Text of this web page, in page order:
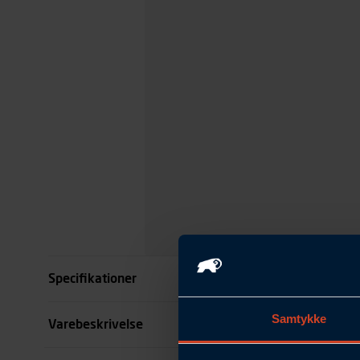
Samtykke
Specifikationer
Størrelse
Varebeskrivelse